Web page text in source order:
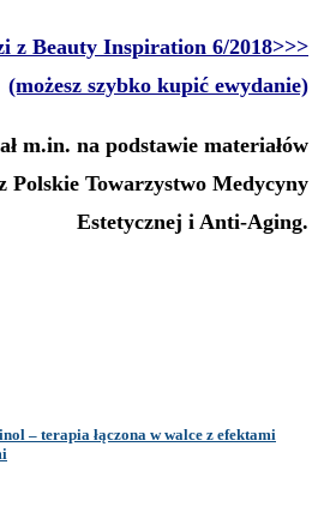
z Beauty Inspiration 6/2018>>>
(możesz szybko kupić ewydanie)
m.in. na podstawie materiałów
Polskie Towarzystwo Medycyny
Estetycznej i Anti-Aging.
– terapia łączona w walce z efektami